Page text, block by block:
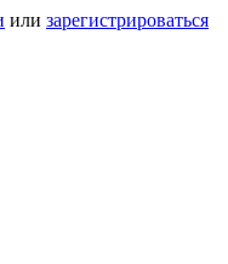
или зарегистрироваться